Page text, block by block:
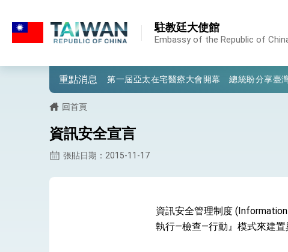
駐教廷大使館
Embassy of the Republic of
重點消息
外交部重要言論
第一屆亞太在宅醫療大會開幕 總統盼分享臺
總統出訪史瓦帝尼返國談話 強調臺灣人有權
堅定走向世界 賴總統抵達史瓦帝尼王國進行國
總統與五院院長新春茶敘 盼化分歧為團結、
台美貿易協議完成簽署達成6大目標、創5大
回首頁
資訊安全宣言
張貼日期：2015-11-17
資訊安全管理制度
執行—檢查—行動』模式來建置